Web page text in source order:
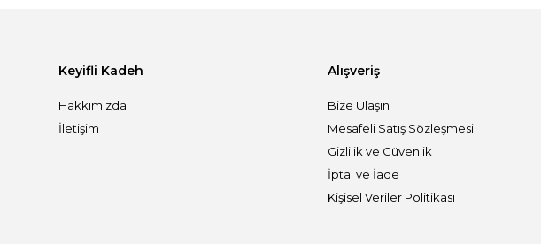
Keyifli Kadeh
Hakkımızda
İletişim
Alışveriş
Bize Ulaşın
Mesafeli Satış Sözleşmesi
Gizlilik ve Güvenlik
İptal ve İade
Kişisel Veriler Politikası